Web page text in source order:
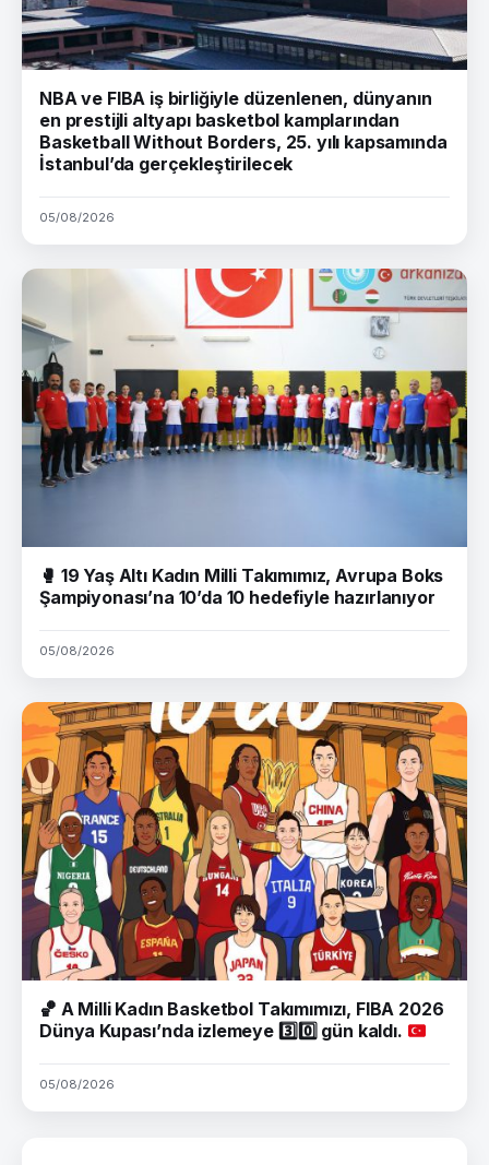
NBA ve FIBA iş birliğiyle düzenlenen, dünyanın
en prestijli altyapı basketbol kamplarından
Basketball Without Borders, 25. yılı kapsamında
İstanbul’da gerçekleştirilecek
05/08/2026
🥊 19 Yaş Altı Kadın Milli Takımımız, Avrupa Boks
Şampiyonası’na 10’da 10 hedefiyle hazırlanıyor
05/08/2026
🏀 A Milli Kadın Basketbol Takımımızı, FIBA 2026
Dünya Kupası’nda izlemeye 3️⃣0️⃣gün kaldı.
05/08/2026